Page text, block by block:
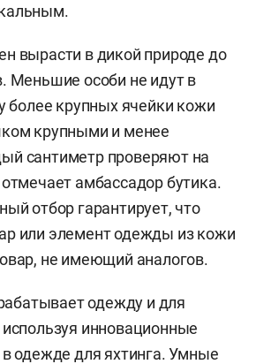
вырасти в дикой природе до
Меньшие особи не идут в
более крупных ячейки кожи
крупными и менее
сантиметр проверяют на
амбассадор бутика.
отбор гарантирует, что
или элемент одежды из кожи
не имеющий аналогов.
одежду и для
инновационные
одежде для яхтинга. Умные